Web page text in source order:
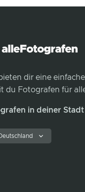
dir eine
du Fotografen für
in deiner